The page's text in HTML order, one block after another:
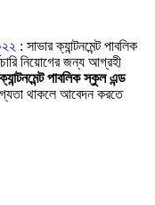
: সাভার ক্যান্টনমেন্ট পাবলিক
নিয়োগের জন্য আগ্রহী
পাবলিক স্কুল এন্ড
থাকলে আবেদন করতে